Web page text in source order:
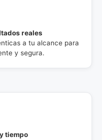
reales
a tu alcance para
y segura.
tiempo